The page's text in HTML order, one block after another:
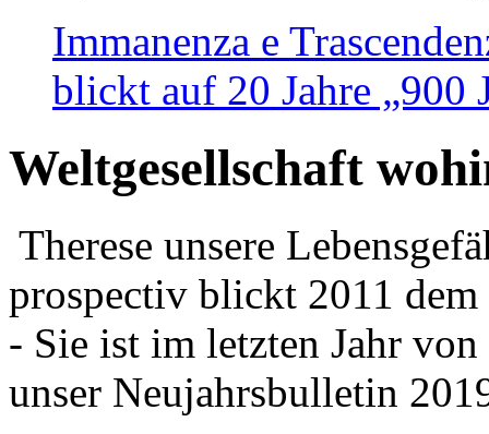
Immanenza e
blickt auf 20 Jahre „900
Weltgesellschaft
Therese unsere
prospectiv blickt 2011
- Sie ist im letzten Jahr
unser Neujahrsbulletin